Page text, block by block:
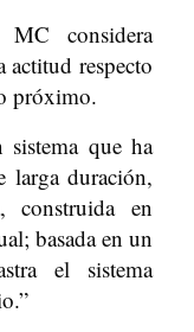
considera
actitud respecto
próximo.
sistema que ha
larga duración,
construida en
basada en un
el sistema